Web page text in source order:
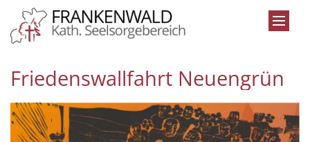
Zum Inhalt springen
Friedenswallfahrt Neuengrün